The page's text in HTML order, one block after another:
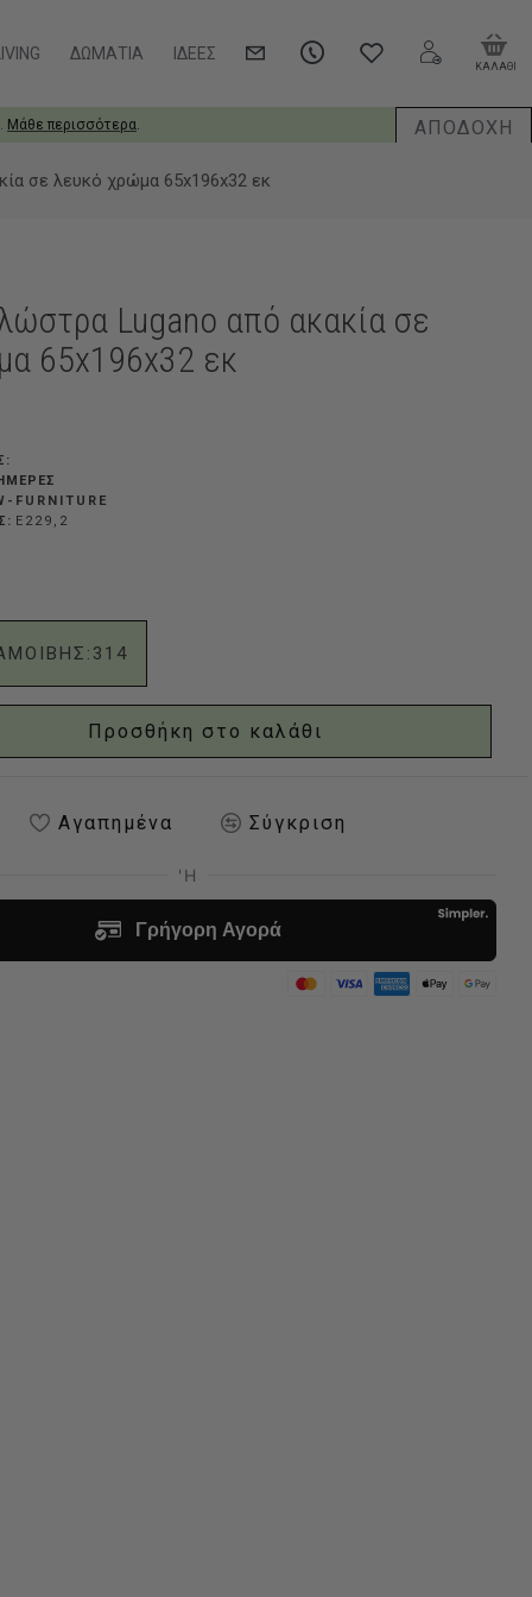
Μάθε περισσότερα. ΑΠΟΔΟΧΗ
ΔΩΜΆΤΙΑ ΙΔΈΕΣ
ΚΑΛΑΘΙ
σε λευκό χρώμα 65x196x32 εκ
Lugano από ακακία σε
65x196x32 εκ
314
FURNITURE
Ε229,2
Προσθήκη στο καλάθι
Αγαπημένα Σύγκριση